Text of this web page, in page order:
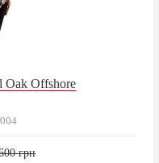
Oak Offshore
грн